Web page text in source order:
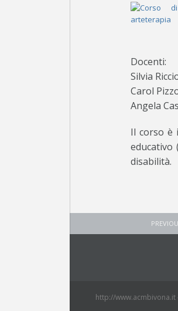
Docenti:
Silvia
Carol
Angela
Il corso è
educativo
disabilità.
http://